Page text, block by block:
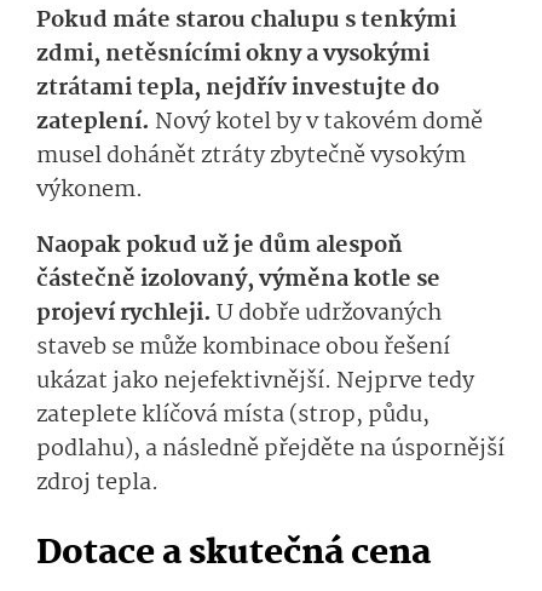
Pokud máte starou chalupu s tenkými
zdmi, netěsnícími okny a vysokými
ztrátami tepla, nejdřív investujte do
zateplení. Nový kotel by v takovém domě
musel dohánět ztráty zbytečně vysokým
výkonem.
Naopak pokud už je dům alespoň
částečně izolovaný, výměna kotle se
projeví rychleji. U dobře udržovaných
staveb se může kombinace obou řešení
ukázat jako nejefektivnější. Nejprve tedy
zateplete klíčová místa (strop, půdu,
podlahu), a následně přejděte na úspornější
zdroj tepla.
Dotace a skutečná cena